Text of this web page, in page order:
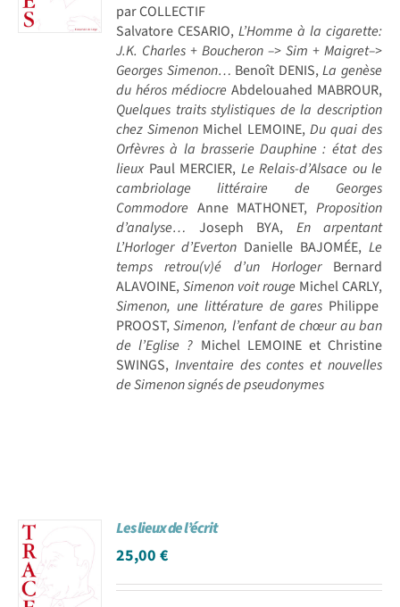
par COLLECTIF
Salvatore CESARIO,L’Homme à la cigarette:
J.K. Charles + Boucheron –> Sim + Maigret–>
Georges Simenon… Benoît DENIS,La genèse
du héros médiocre Abdelouahed MABROUR,
Quelques traits stylistiques de la description
chez Simenon Michel LEMOINE,Du quai des
Orfèvres à la brasserie Dauphine : état des
lieux Paul MERCIER, Le Relais-d’Alsace ou le
cambriolage littéraire de Georges
Commodore Anne MATHONET, Proposition
d’analyse… Joseph BYA, En arpentant
L’Horloger d’Everton Danielle BAJOMÉE, Le
temps retrou(v)é d’un HorlogerBernard
ALAVOINE,Simenon voit rouge Michel CARLY,
Simenon, une littérature de gares Philippe
PROOST,Simenon, l’enfant de chœur au ban
de l’Eglise ? Michel LEMOINE et Christine
SWINGS, Inventaire des contes et nouvelles
de Simenon signés de pseudonymes
Les lieux de l’écrit
25,00€